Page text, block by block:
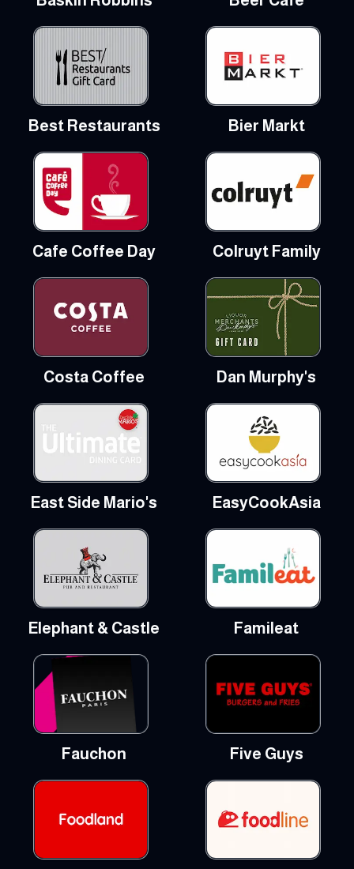
Best Restaurants Bier Markt
Cafe Coffee Day Colruyt Family
Costa Coffee Dan Murphy's
East Side Mario's EasyCookAsia
Elephant & Castle Famileat
Fauchon Five Guys